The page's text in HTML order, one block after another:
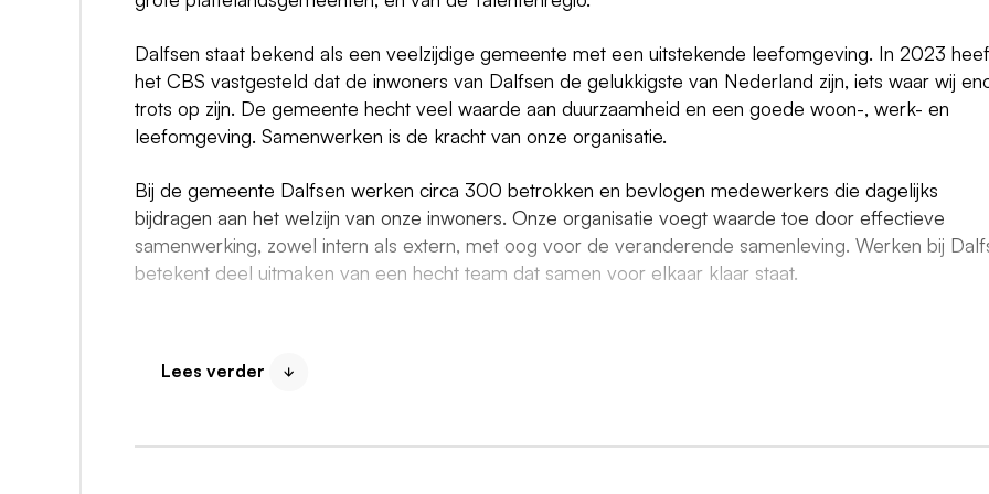
Dalfsen staat bekend als een veelzijdige gemeente met een uitstekende leefomgeving. In 2023
het CBS vastgesteld dat de inwoners van Dalfsen de gelukkigste van Nederland zijn, iets waar wij
trots op zijn. De gemeente hecht veel waarde aan duurzaamheid en een goede woon-, werk- en
leefomgeving. Samenwerken is de kracht van onze organisatie.
Bij de gemeente Dalfsen werken circa 300 betrokken en bevlogen medewerkers die dagelijks
bijdragen aan het welzijn van onze inwoners. Onze organisatie voegt waarde toe door effectieve
samenwerking, zowel intern als extern, met oog voor de veranderende samenleving. Werken bij
betekent deel uitmaken van een hecht team dat samen voor elkaar klaar staat.
Dit ga je doen
het netwerk kan spelen en waar professionele ondersteuning het verschil maakt.
Lees verder